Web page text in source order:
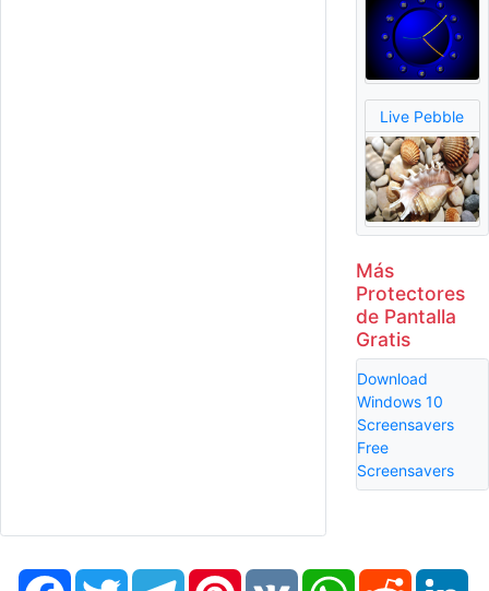
Live Pebble
Más
Protectores
de Pantalla
Gratis
Download
Windows 10
Screensavers
Free
Screensavers
FacebookTwitter TelegramPinterestVK WhatsAppReddit